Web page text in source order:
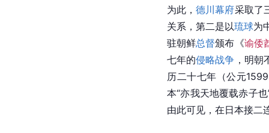
为此，德川幕府采取了
关系，第二是以琉球为
驻朝鲜总督颁布《谕倭
七年的侵略战争 ，明
历二十七年（公元
本“亦我天地覆载赤子
由此可见，在日本接二